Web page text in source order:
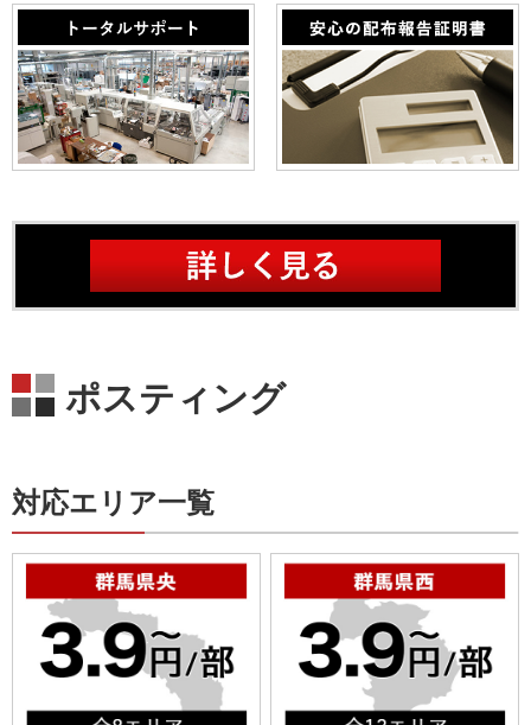
ポスティング
対応エリア一覧